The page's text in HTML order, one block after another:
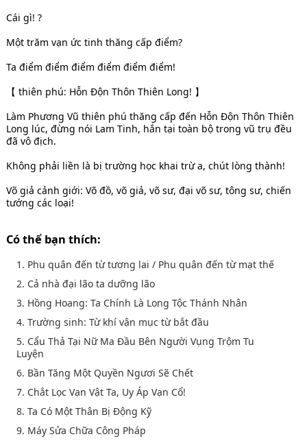
Cái gì! ?
Một trăm vạn ức tinh thăng cấp điểm?
Ta điểm điểm điểm điểm điểm điểm!
【 thiên phú: Hỗn Độn Thôn Thiên Long! 】
Làm Phương Vũ thiên phú thăng cấp đến Hỗn Độn Thôn Thiên
Long lúc, đừng nói Lam Tinh, hắn tại toàn bộ trong vũ trụ đều
đã vô địch.
Không phải liền là bị trường học khai trừ a, chút lòng thành!
Võ giả cảnh giới: Võ đồ, võ giả, võ sư, đại võ sư, tông sư, chiến
tướng các loại!
Có thể bạn thích:
1. Phu quân đến từ tương lai / Phu quân đến từ mạt thế
2. Cả nhà đại lão ta dưỡng lão
3. Hồng Hoang: Ta Chính Là Long Tộc Thánh Nhân
4. Trường sinh: Từ khí vận mục từ bắt đầu
5. Cẩu Thả Tại Nữ Ma Đầu Bên Người Vụng Trộm Tu
Luyện
6. Bần Tăng Một Quyền Ngươi Sẽ Chết
7. Chắt Lọc Vạn Vật Ta, Uy Áp Vạn Cổ!
8. Ta Có Một Thân Bị Động Kỹ
9. Máy Sửa Chữa Công Pháp